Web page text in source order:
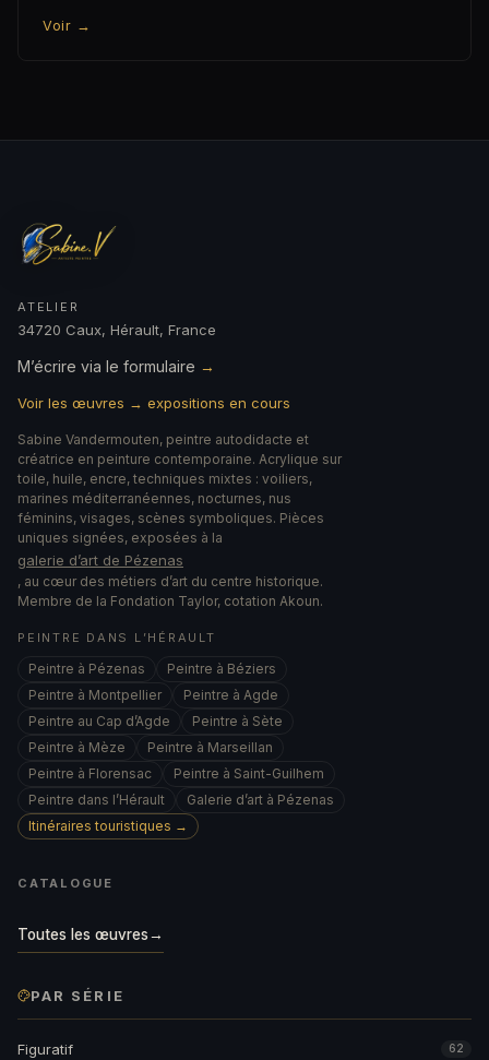
Voir →
ATELIER
34720 Caux, Hérault, France
M’écrire via le formulaire →
Voir les œuvres → expositions en cours
Sabine Vandermouten, peintre autodidacte et
créatrice en peinture contemporaine. Acrylique sur
toile, huile, encre, techniques mixtes : voiliers,
marines méditerranéennes, nocturnes, nus
féminins, visages, scènes symboliques. Pièces
uniques signées, exposées à la
galerie d’art de Pézenas
, au cœur des métiers d’art du centre historique.
Membre de la Fondation Taylor, cotation Akoun.
PEINTRE DANS L’HÉRAULT
Peintre à Pézenas
Peintre à Béziers
Peintre à Montpellier
Peintre à Agde
Peintre au Cap d’Agde
Peintre à Sète
Peintre à Mèze
Peintre à Marseillan
Peintre à Florensac
Peintre à Saint-Guilhem
Peintre dans l’Hérault
Galerie d’art à Pézenas
Itinéraires touristiques →
CATALOGUE
Toutes les œuvres→
PAR SÉRIE
Figuratif 62